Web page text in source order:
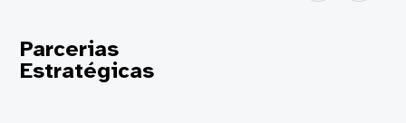
Parcerias
Estratégicas